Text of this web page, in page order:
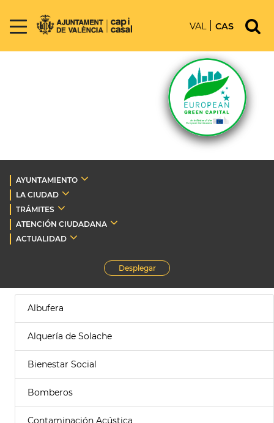
VAL CAS
AYUNTAMIENTO
LA CIUDAD
TRÁMITES
ATENCIÓN CIUDADANA
ACTUALIDAD
Desplegar
Albufera
Alquería de Solache
Bienestar Social
Bomberos
Contaminación Acústica